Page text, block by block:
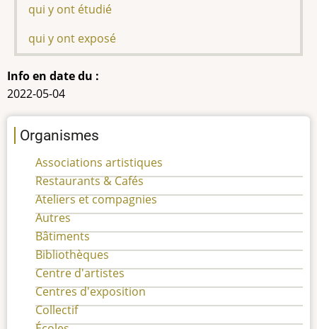
qui y ont étudié
qui y ont exposé
Info en date du :
2022-05-04
Organismes
Associations artistiques
Restaurants & Cafés
Ateliers et compagnies
Autres
Bâtiments
Bibliothèques
Centre d'artistes
Centres d'exposition
Collectif